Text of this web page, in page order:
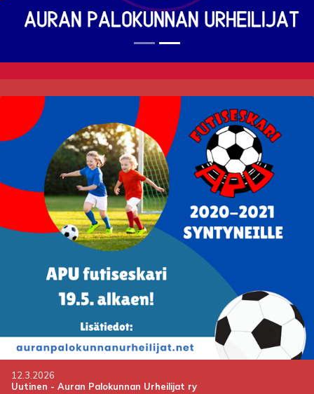
12.3.2026
Uutinen - Auran Palokunnan Urheilijat ry